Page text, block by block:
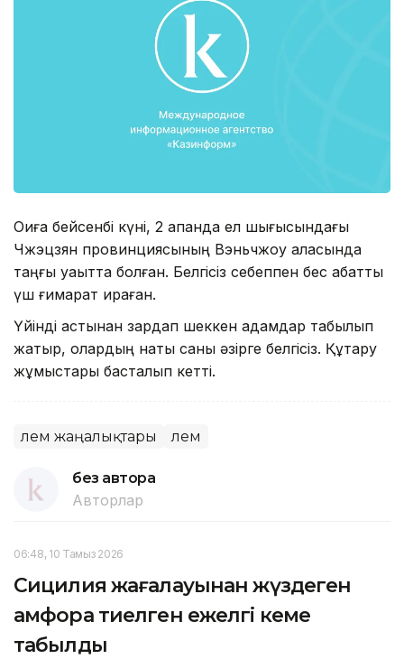
Оқиға бейсенбі күні, 2 ақпанда ел шығысындағы
Чжэцзян провинциясының Вэньчжоу қаласында
таңғы уақытта болған. Белгісіз себеппен бес қабатты
үш ғимарат қираған.
Үйінді астынан зардап шеккен адамдар табылып
жатыр, олардың нақты саны әзірге белгісіз. Құтқару
жұмыстары басталып кетті.
Әлем жаңалықтары Әлем
без автора
Авторлар
06:48, 10 Тамыз 2026
Сицилия жағалауынан жүздеген
амфора тиелген ежелгі кеме
табылды